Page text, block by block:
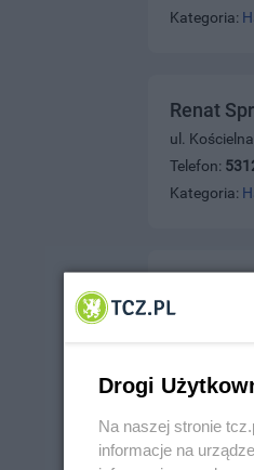
Kategoria:
Renat
ul.
Telefon:
Kategoria:
ul. Żwirki 34,
Drogi
Na naszej stronie
informacje na